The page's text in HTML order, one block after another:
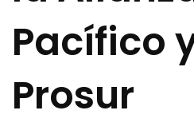
Pacífico
Prosur